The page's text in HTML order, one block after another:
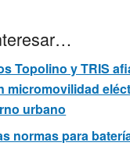
Topolino y TRIS
micromovilidad
urbano
normas para